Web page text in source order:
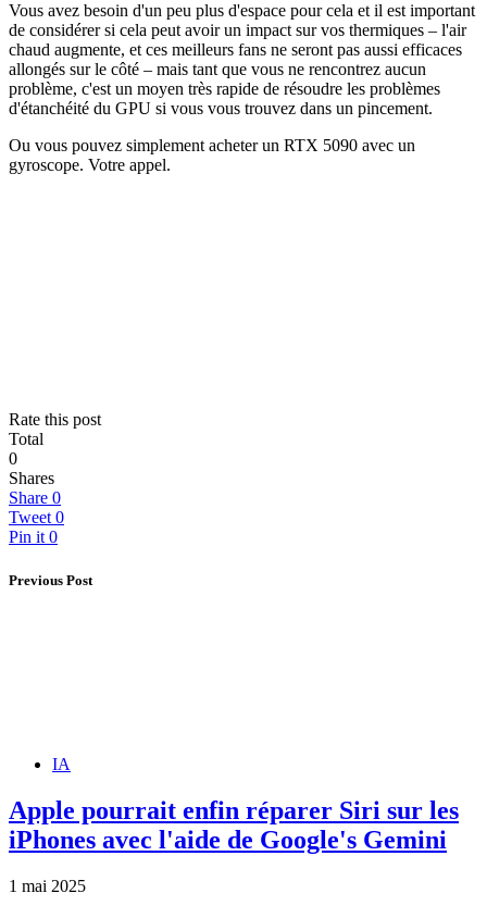
Vous avez besoin d'un peu plus d'espace pour cela et il est important
de considérer si cela peut avoir un impact sur vos thermiques – l'air
chaud augmente, et ces meilleurs fans ne seront pas aussi efficaces
allongés sur le côté – mais tant que vous ne rencontrez aucun
problème, c'est un moyen très rapide de résoudre les problèmes
d'étanchéité du GPU si vous vous trouvez dans un pincement.
Ou vous pouvez simplement acheter un RTX 5090 avec un
gyroscope. Votre appel.
Rate this post
Total
0
Shares
Share 0
Tweet 0
Pin it 0
Previous Post
IA
Apple pourrait enfin réparer Siri sur les
iPhones avec l'aide de Google's Gemini
1 mai 2025